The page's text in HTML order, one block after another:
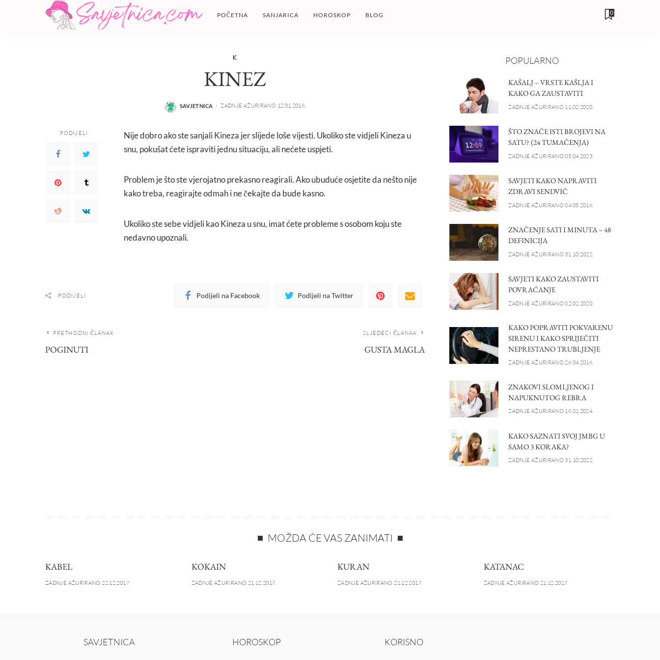
POČETNA SANJARICA HOROSKOP BLOG 0
K
KINEZ
POSTED
SAVJETNICA ZADNJE AŽURIRANO 12.01.2018.
PODIJELI
Nije dobro ako ste sanjali Kineza jer slijede loše vijesti. Ukoliko ste vidjeli Kineza u
snu, pokušat ćete ispraviti jednu situaciju, ali nećete uspjeti.
Problem je što ste vjerojatno prekasno reagirali. Ako ubuduće osjetite da nešto nije
kako treba, reagirajte odmah i ne čekajte da bude kasno.
Ukoliko ste sebe vidjeli kao Kineza u snu, imat ćete probleme s osobom koju ste
nedavno upoznali.
PODIJELI Podijeli na Facebook Podijeli na Twitter
PRETHODNI ČLANAK
POGINUTI
SLJEDEĆI ČLANAK
GUSTA MAGLA
POPULARNO
KAŠALJ – VRSTE KAŠLJA I
KAKO GA ZAUSTAVITI
ZADNJE AŽURIRANO 11.02.2020.
ŠTO ZNAČE ISTI BROJEVI NA
SATU? (24 TUMAČENJA)
ZADNJE AŽURIRANO 05.04.2023.
SAVJETI KAKO NAPRAVITI
ZDRAVI SENDVIČ
ZADNJE AŽURIRANO 04.05.2016.
ZNAČENJE SATI I MINUTA – 48
DEFINICIJA
ZADNJE AŽURIRANO 31.10.2022.
SAVJETI KAKO ZAUSTAVITI
POVRAĆANJE
ZADNJE AŽURIRANO 02.02.2020.
KAKO POPRAVITI POKVARENU
SIRENU I KAKO SPRIJEČITI
NEPRESTANO TRUBLJENJE
ZADNJE AŽURIRANO 26.04.2016.
ZNAKOVI SLOMLJENOG I
NAPUKNUTOG REBRA
ZADNJE AŽURIRANO 18.01.2024.
KAKO SAZNATI SVOJ JMBG U
SAMO 3 KORAKA?
ZADNJE AŽURIRANO 31.10.2022.
MOŽDA ĆE VAS ZANIMATI
KABEL
ZADNJE AŽURIRANO 22.12.2017.
KOKAIN
ZADNJE AŽURIRANO 21.12.2017.
KURAN
ZADNJE AŽURIRANO 21.12.2017.
KATANAC
ZADNJE AŽURIRANO 21.12.2017.
SAVJETNICA HOROSKOP KORISNO